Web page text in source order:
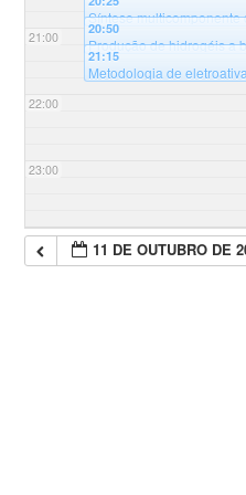
21:00
22:00
23:00
(MIPs) [Flash Talk] – 8º
Bloco B
Síntese multicomponente
Ciclo de palestras
20:50
Produção de hidrogéis a
Universidade Federal de
21:15
Metodologia de
11 DE OUTUBRO DE